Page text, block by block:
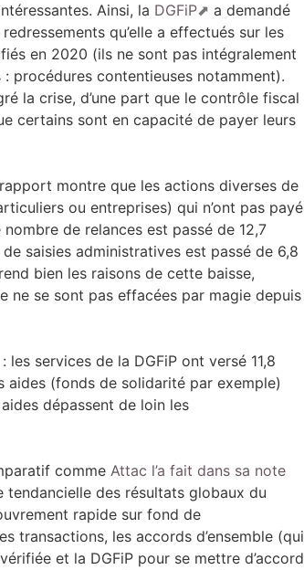
Ainsi, la DGFiP
a demandé
qu’elle a effectués sur les
en 2020 (ils ne sont pas intégralement
procédures contentieuses notamment).
la crise, d’une part que le contrôle fiscal
certains sont en capacité de payer leurs
montre que les actions diverses de
ou entreprises) qui n’ont pas payé
de relances est passé de 12,7
saisies administratives est passé de 6,8
bien les raisons de cette baisse,
ne se sont pas effacées par magie depuis
services de la DGFiP ont versé 11,8
aides (fonds de solidarité par exemple)
dépassent de loin les
comme Attac l’a fait dans sa note
tendancielle des résultats globaux du
rapide sur fond de
transactions, les accords d’ensemble (qui
et la DGFiP pour se mettre d’accord